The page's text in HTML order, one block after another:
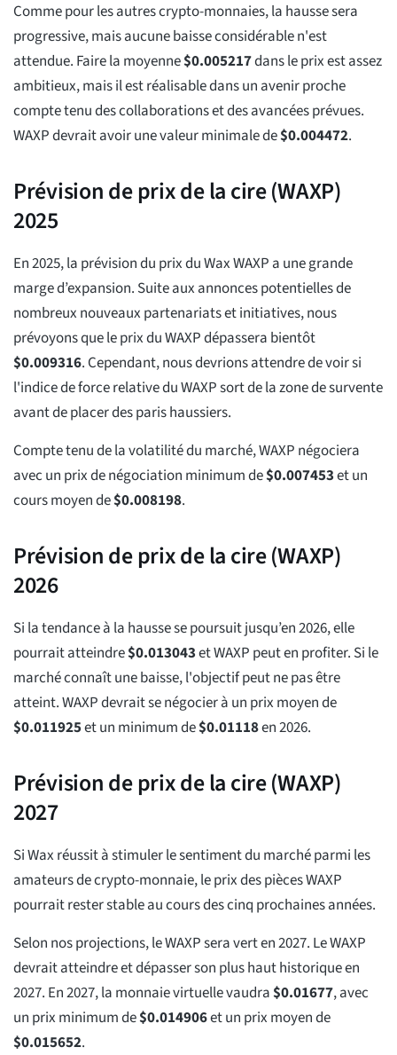
Comme pour les autres crypto-monnaies, la hausse sera
progressive, mais aucune baisse considérable n'est
attendue. Faire la moyenne$0.005217dans le prix est assez
ambitieux, mais il est réalisable dans un avenir proche
compte tenu des collaborations et des avancées prévues.
WAXP devrait avoir une valeur minimale de$0.004472.
Prévision de prix de la cire (WAXP)
2025
En 2025, la prévision du prix du Wax WAXP a une grande
marge d’expansion. Suite aux annonces potentielles de
nombreux nouveaux partenariats et initiatives, nous
prévoyons que le prix du WAXP dépassera bientôt
$0.009316. Cependant, nous devrions attendre de voir si
l'indice de force relative du WAXP sort de la zone de survente
avant de placer des paris haussiers.
Compte tenu de la volatilité du marché, WAXP négociera
avec un prix de négociation minimum de$0.007453et un
cours moyen de$0.008198.
Prévision de prix de la cire (WAXP)
2026
Si la tendance à la hausse se poursuit jusqu’en 2026, elle
pourrait atteindre$0.013043et WAXP peut en profiter. Si le
marché connaît une baisse, l'objectif peut ne pas être
atteint. WAXP devrait se négocier à un prix moyen de
$0.011925et un minimum de$0.01118en 2026.
Prévision de prix de la cire (WAXP)
2027
Si Wax réussit à stimuler le sentiment du marché parmi les
amateurs de crypto-monnaie, le prix des pièces WAXP
pourrait rester stable au cours des cinq prochaines années.
Selon nos projections, le WAXP sera vert en 2027. Le WAXP
devrait atteindre et dépasser son plus haut historique en
2027. En 2027, la monnaie virtuelle vaudra$0.01677, avec
un prix minimum de$0.014906et un prix moyen de
$0.015652.